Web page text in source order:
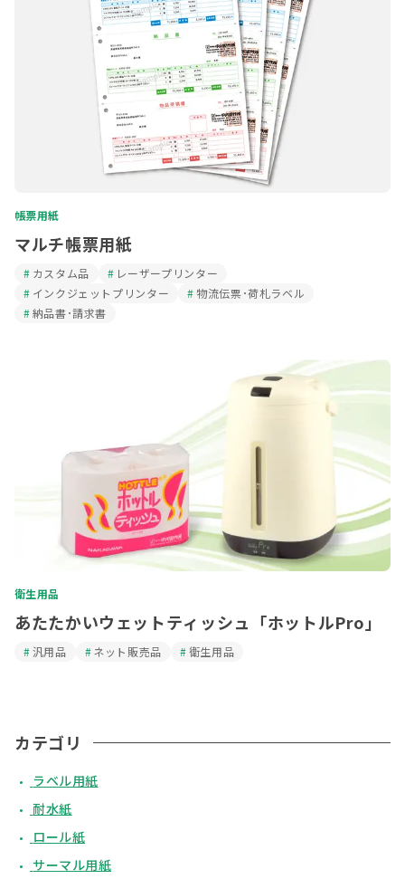
帳票用紙
マルチ帳票用紙
カスタム品
レーザープリンター
インクジェットプリンター
物流伝票･荷札ラベル
納品書･請求書
衛生用品
あたたかいウェットティッシュ「ホットルPro」
汎用品 ネット販売品 衛生用品
カテゴリ
ラベル用紙
耐水紙
ロール紙
サーマル用紙